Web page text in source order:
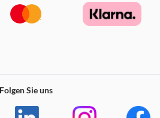
Folgen Sie uns